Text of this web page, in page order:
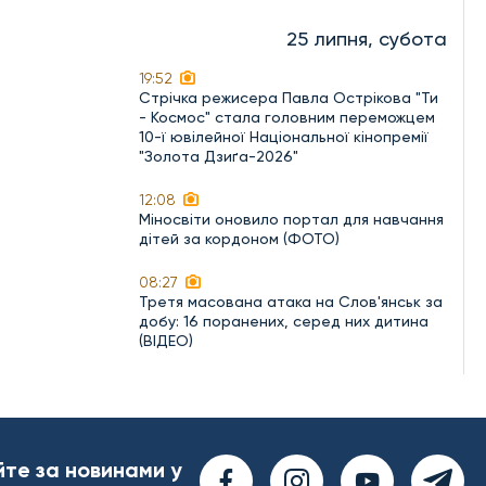
25 липня, субота
19:52
Стрічка режисера Павла Острікова "Ти
- Космос" стала головним переможцем
10-ї ювілейної Національної кінопремії
"Золота Дзиґа-2026"
12:08
Міносвіти оновило портал для навчання
дітей за кордоном (ФОТО)
08:27
Третя масована атака на Слов'янськ за
добу: 16 поранених, серед них дитина
(ВІДЕО)
за новинами у